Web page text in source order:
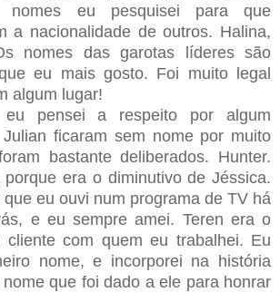
nomes eu pesquisei para que
a nacionalidade de outros. Halina,
nomes das garotas líderes são
eu mais gosto. Foi muito legal
algum lugar!
eu pensei a respeito por algum
ficaram sem nome por muito
bastante deliberados. Hunter.
porque era o diminutivo de Jéssica.
eu ouvi num programa de TV há
e eu sempre amei. Teren era o
cliente com quem eu trabalhei. Eu
nome, e incorporei na história
que foi dado a ele para honrar